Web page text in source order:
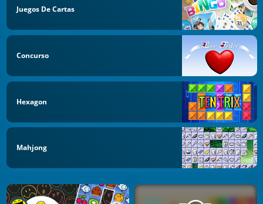
Juegos De Cartas
Concurso
Hexagon
Mahjong